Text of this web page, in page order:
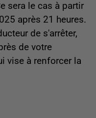
sera le cas à partir
après 21 heures.
de s'arrêter,
de votre
vise à renforcer la